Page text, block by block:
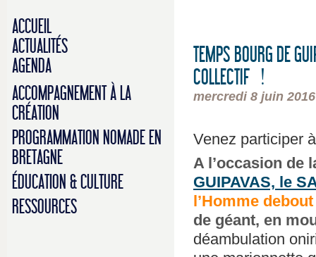
ACCUEIL
ACTUALITÉS
AGENDA
ACCOMPAGNEMENT À LA
CRÉATION
PROGRAMMATION NOMADE EN
BRETAGNE
ÉDUCATION & CULTURE
RESSOURCES
TEMPS BOURG DE
COLLECTIF !
mercredi 8 juin 2016
Venez participer
A l’occasion de
GUIPAVAS, le
l’Homme debout
de géant, en
déambulation